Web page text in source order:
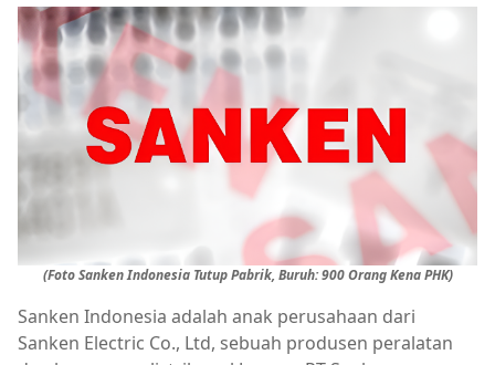
(Foto Sanken Indonesia Tutup Pabrik, Buruh: 900 Orang Kena PHK)
Sanken Indonesia adalah anak perusahaan dari
Sanken Electric Co., Ltd, sebuah produsen peralatan